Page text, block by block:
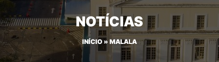
NOTÍCIAS
INÍCIO » MALALA